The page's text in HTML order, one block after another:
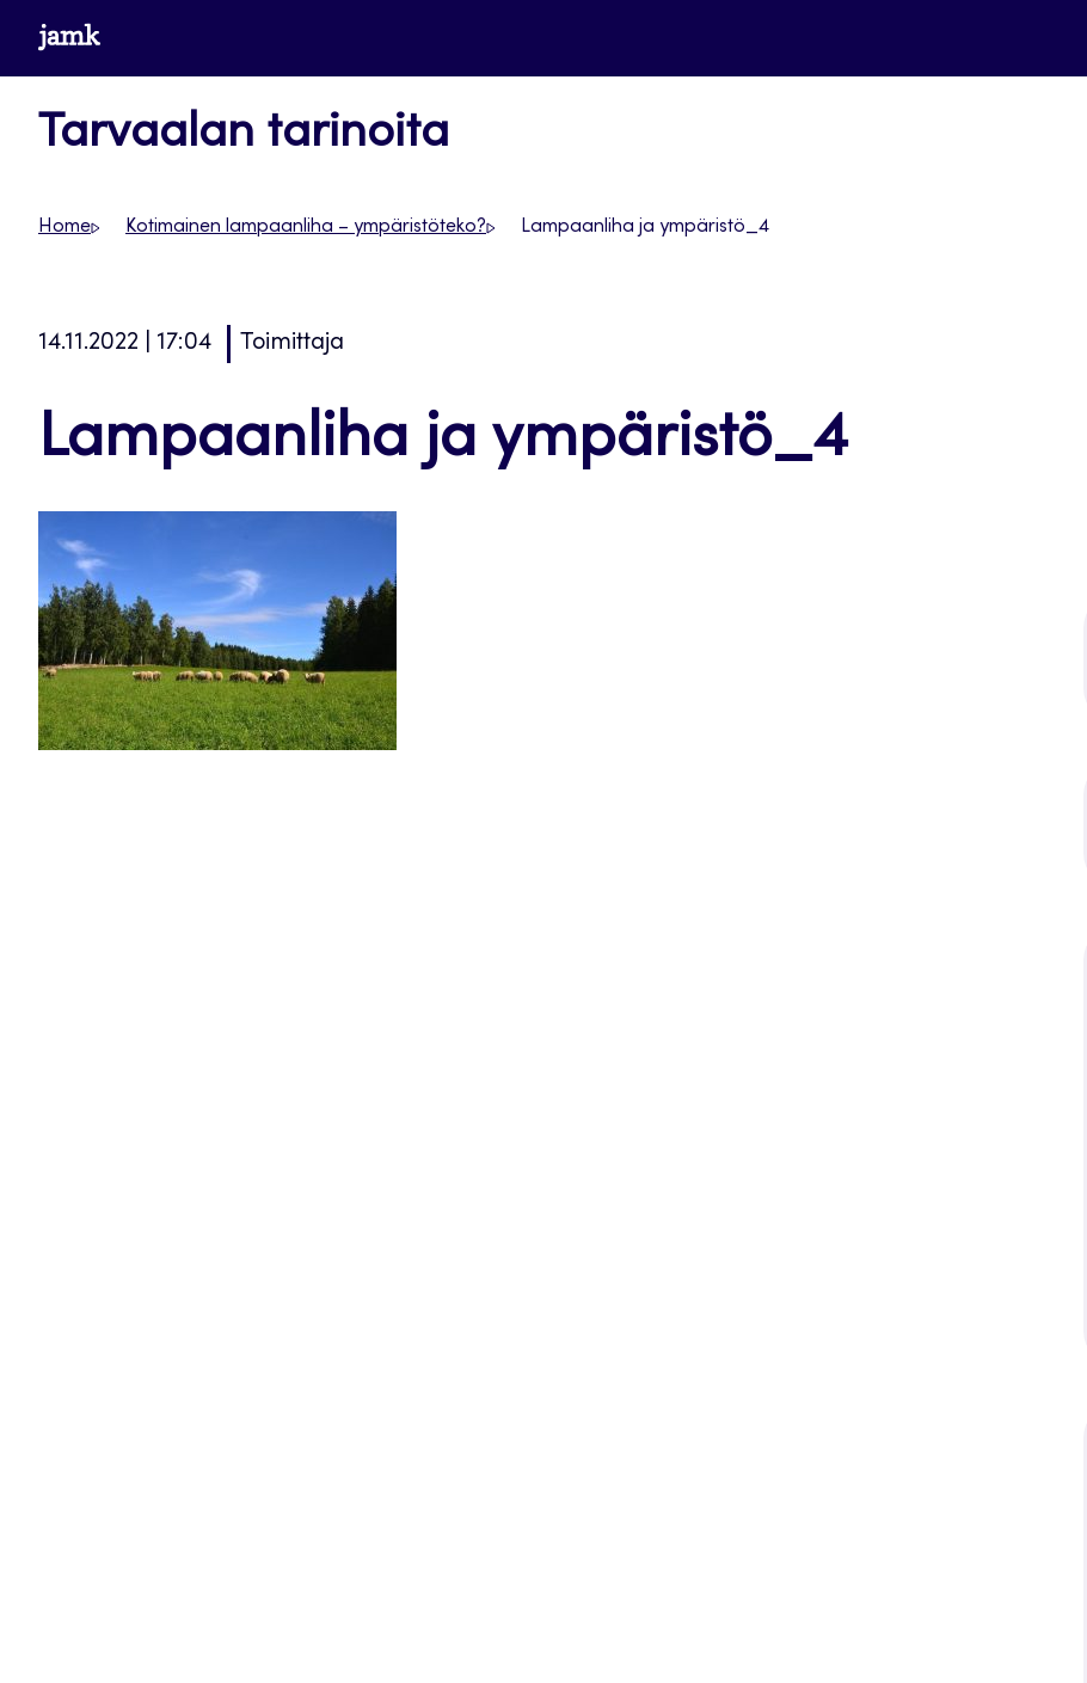
Siirrywww.jamk.fi
Tarvaalan tarinoita
Home Kotimainen lampaanliha – ympäristöteko? Lampaanliha ja ympäristö_4
14.11.2022 | 17:04 Toimittaja
Lampaanliha ja ympäristö_4